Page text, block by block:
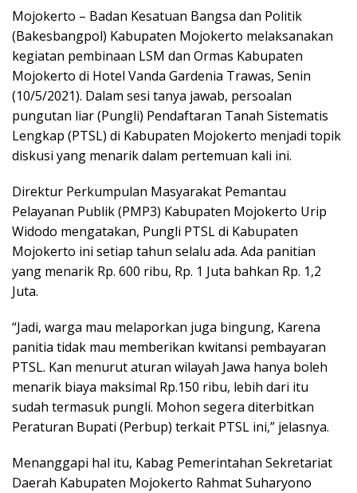
Mojokerto – Badan Kesatuan Bangsa dan Politik
(Bakesbangpol) Kabupaten Mojokerto melaksanakan
kegiatan pembinaan LSM dan Ormas Kabupaten
Mojokerto di Hotel Vanda Gardenia Trawas, Senin
(10/5/2021). Dalam sesi tanya jawab, persoalan
pungutan liar (Pungli) Pendaftaran Tanah Sistematis
Lengkap (PTSL) di Kabupaten Mojokerto menjadi topik
diskusi yang menarik dalam pertemuan kali ini.
Direktur Perkumpulan Masyarakat Pemantau
Pelayanan Publik (PMP3) Kabupaten Mojokerto Urip
Widodo mengatakan, Pungli PTSL di Kabupaten
Mojokerto ini setiap tahun selalu ada. Ada panitian
yang menarik Rp. 600 ribu, Rp. 1 Juta bahkan Rp. 1,2
Juta.
“Jadi, warga mau melaporkan juga bingung, Karena
panitia tidak mau memberikan kwitansi pembayaran
PTSL. Kan menurut aturan wilayah Jawa hanya boleh
menarik biaya maksimal Rp.150 ribu, lebih dari itu
sudah termasuk pungli. Mohon segera diterbitkan
Peraturan Bupati (Perbup) terkait PTSL ini,” jelasnya.
Menanggapi hal itu, Kabag Pemerintahan Sekretariat
Daerah Kabupaten Mojokerto Rahmat Suharyono